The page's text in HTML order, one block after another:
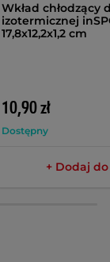
Wkład chłodzący
izotermicznej
17,8x12,2x1,2 cm
10,90 zł
Dostępny
+ Dodaj